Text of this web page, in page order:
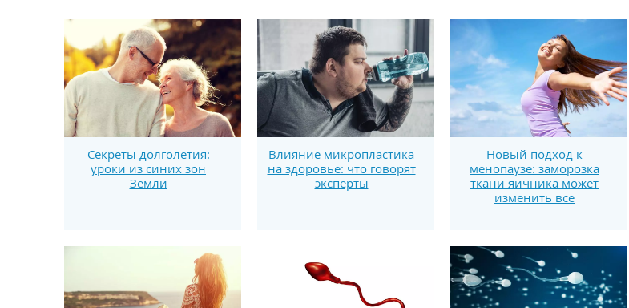
Секреты долголетия:
уроки из синих зон
Земли
Влияние микропластика
на здоровье: что говорят
эксперты
Новый подход к
менопаузе: заморозка
ткани яичника может
изменить все